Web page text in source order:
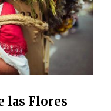
las Flores